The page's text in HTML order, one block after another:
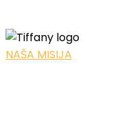
NAŠA MISIJA